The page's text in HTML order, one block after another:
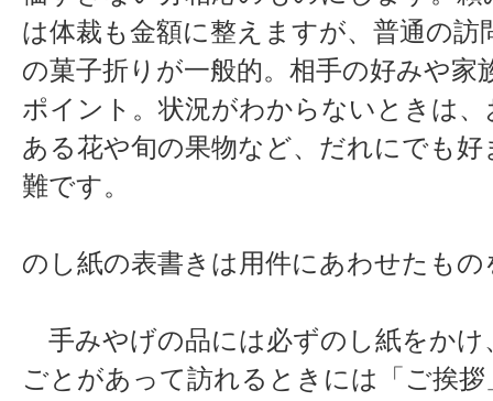
は体裁も金額に整えますが、普通の訪
の菓子折りが一般的。相手の好みや家
ポイント。状況がわからないときは
ある花や旬の果物など、だれにでも
難です。
のし紙の表書きは用件にあわせたもの
手みやげの品には必ずのし紙をかけ
ごとがあって訪れるときには「ご挨